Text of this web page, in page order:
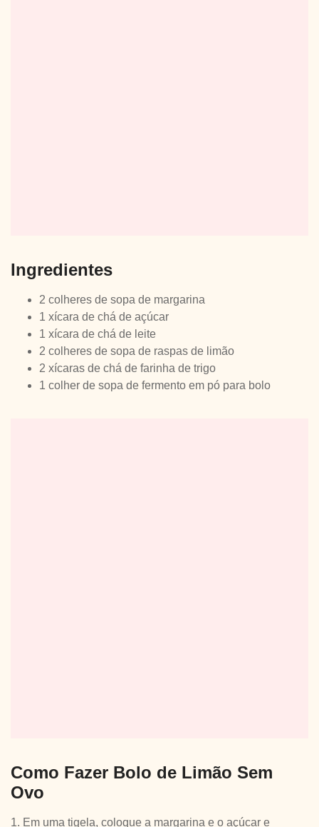
Ingredientes
2 colheres de sopa de margarina
1 xícara de chá de açúcar
1 xícara de chá de leite
2 colheres de sopa de raspas de limão
2 xícaras de chá de farinha de trigo
1 colher de sopa de fermento em pó para bolo
Como Fazer Bolo de Limão Sem
Ovo
1. Em uma tigela, coloque a margarina e o açúcar e